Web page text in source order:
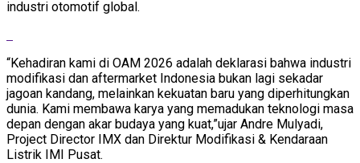
industri otomotif global.
“Kehadiran kami di OAM 2026 adalah deklarasi bahwa industri
modifikasi dan aftermarket Indonesia bukan lagi sekadar
jagoan kandang, melainkan kekuatan baru yang diperhitungkan
dunia. Kami membawa karya yang memadukan teknologi masa
depan dengan akar budaya yang kuat,”ujar Andre Mulyadi,
Project Director IMX dan Direktur Modifikasi & Kendaraan
Listrik IMI Pusat.